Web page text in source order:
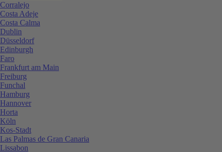
Corralejo
Costa Adeje
Costa Calma
Dublin
Düsseldorf
Edinburgh
Faro
Frankfurt am Main
Freiburg
Funchal
Hamburg
Hannover
Horta
Köln
Kos-Stadt
Las Palmas de Gran Canaria
Lissabon